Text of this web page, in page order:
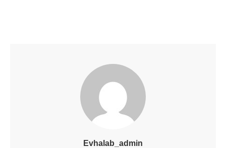
Evhalab_admin